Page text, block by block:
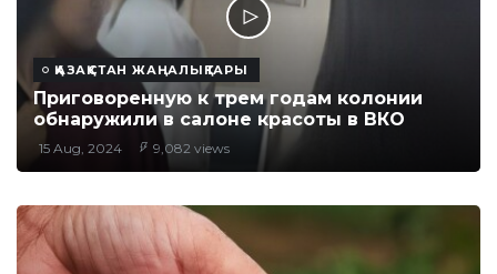
ҚАЗАҚСТАН ЖАҢАЛЫҚТАРЫ
Приговоренную к трем годам колонии
обнаружили в салоне красоты в ВКО
15 Aug, 2024 9,082 views